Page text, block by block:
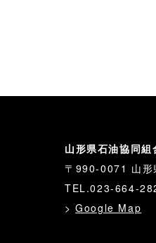
山形県石油協同
〒990-0071 山形
TEL.023-664-
>Google Map